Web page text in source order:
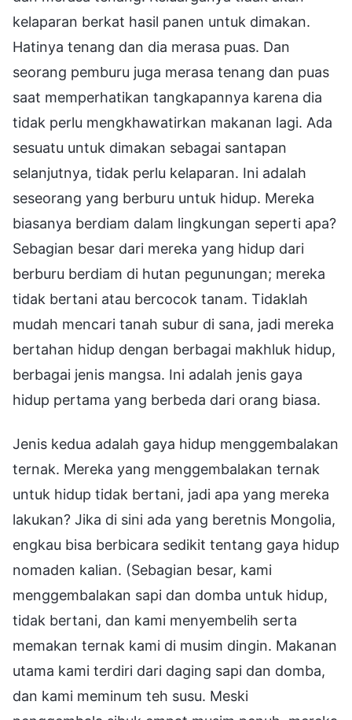
kelaparan berkat hasil panen untuk dimakan.
Hatinya tenang dan dia merasa puas. Dan
seorang pemburu juga merasa tenang dan puas
saat memperhatikan tangkapannya karena dia
tidak perlu mengkhawatirkan makanan lagi. Ada
sesuatu untuk dimakan sebagai santapan
selanjutnya, tidak perlu kelaparan. Ini adalah
seseorang yang berburu untuk hidup. Mereka
biasanya berdiam dalam lingkungan seperti apa?
Sebagian besar dari mereka yang hidup dari
berburu berdiam di hutan pegunungan; mereka
tidak bertani atau bercocok tanam. Tidaklah
mudah mencari tanah subur di sana, jadi mereka
bertahan hidup dengan berbagai makhluk hidup,
berbagai jenis mangsa. Ini adalah jenis gaya
hidup pertama yang berbeda dari orang biasa.
Jenis kedua adalah gaya hidup menggembalakan
ternak. Mereka yang menggembalakan ternak
untuk hidup tidak bertani, jadi apa yang mereka
lakukan? Jika di sini ada yang beretnis Mongolia,
engkau bisa berbicara sedikit tentang gaya hidup
nomaden kalian. (Sebagian besar, kami
menggembalakan sapi dan domba untuk hidup,
tidak bertani, dan kami menyembelih serta
memakan ternak kami di musim dingin. Makanan
utama kami terdiri dari daging sapi dan domba,
dan kami meminum teh susu. Meski